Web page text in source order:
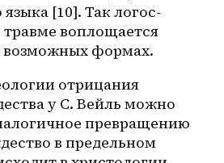
[10]. Так логос-
травме воплощается
возможных формах.
отрицания
у С. Вейль можно
превращению
в предельном